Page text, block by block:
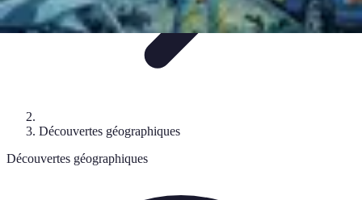
Découvertes géographiques
Découvertes géographiques